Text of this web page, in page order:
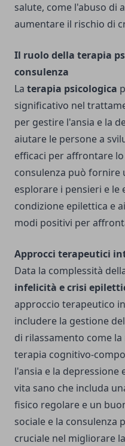
salute, come l'abuso di
aumentare il rischio di
Il ruolo della terapia
consulenza
La terapia psicologica
significativo nel
per gestire l'ansia e la
aiutare le persone a
efficaci per affrontare
consulenza può fornire
esplorare i pensieri e le
condizione epilettica e
modi positivi per
Approcci terapeutici
Data la complessità
infelicità e crisi
approccio terapeutico
includere la gestione
di rilassamento come
terapia cognitivo-
l'ansia e la depressione
vita sano che includa
fisico regolare e un
sociale e la consulenza
cruciale nel migliorare